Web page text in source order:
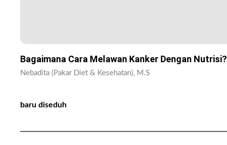
Bagaimana Cara Melawan Kanker Dengan Nutrisi?
Nebadita (Pakar Diet & Kesehatan), M.S
baru diseduh